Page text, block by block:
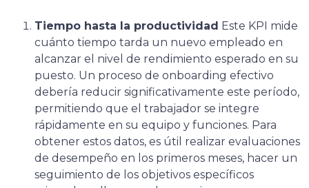
Tiempo hasta la productividad Este KPI mide
cuánto tiempo tarda un nuevo empleado en
alcanzar el nivel de rendimiento esperado en su
puesto. Un proceso de onboarding efectivo
debería reducir significativamente este período,
permitiendo que el trabajador se integre
rápidamente en su equipo y funciones. Para
obtener estos datos, es útil realizar evaluaciones
de desempeño en los primeros meses, hacer un
seguimiento de los objetivos específicos